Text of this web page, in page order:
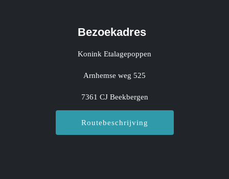
Bezoekadres
Konink Etalagepoppen
Arnhemse weg 525
7361 CJ Beekbergen
Routebeschrijving